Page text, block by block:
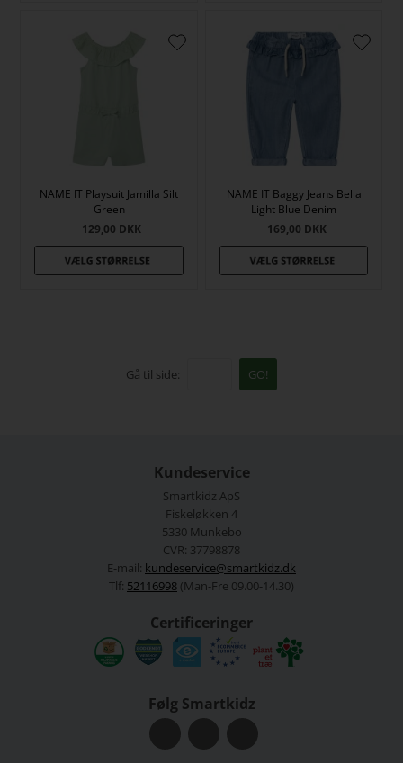
NAME IT Playsuit Jamilla Silt
Green
129,00 DKK
NAME IT Baggy Jeans Bella
Light Blue Denim
169,00 DKK
Gå til side: GO!
Kundeservice
Smartkidz ApS
Fiskeløkken 4
5330 Munkebo
CVR: 37798878
E-mail: kundeservice@smartkidz.dk
Tlf: 52116998 (Man-Fre 09.00-14.30)
Certificeringer
Følg Smartkidz